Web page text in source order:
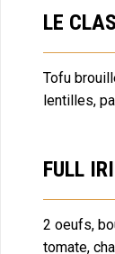
LE
Tofu
lentilles,
FULL
2 oeufs,
tomate,